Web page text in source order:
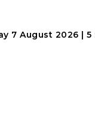
7 August 2026 | 5